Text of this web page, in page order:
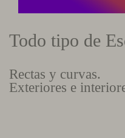
Todo tipo de
Rectas y curvas.
Exteriores e